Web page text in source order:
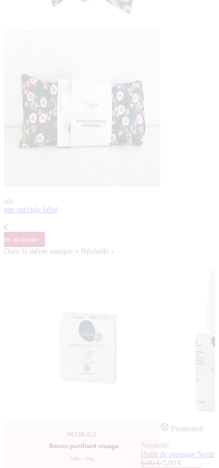
spéciale bébé
€
au panier
Dans la même marque « Néobulle »
Promotion
Néobulle
Huile de massage
6,90 €5,90 €